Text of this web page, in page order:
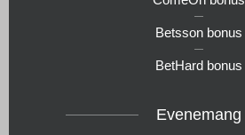
Betsson bonus
BetHard bonus
Evenemang